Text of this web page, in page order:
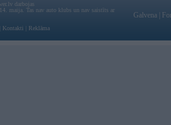
darbojas
maija. Tas nav auto klubs un nav saistīts ar
Kontakti Reklāma
Galvena